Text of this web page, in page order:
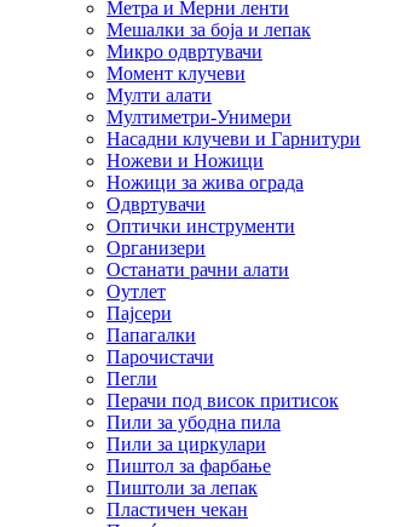
Метра и Мерни ленти
Мешалки за боја и лепак
Микро одвртувачи
Момент клучеви
Мулти алати
Мултиметри-Унимери
Насадни клучеви и Гарнитури
Ножеви и Ножици
Ножици за жива ограда
Одвртувачи
Оптички инструменти
Организери
Останати рачни алати
Оутлет
Пајсери
Папагалки
Парочистачи
Пегли
Перачи под висок притисок
Пили за убодна пила
Пили за циркулари
Пиштол за фарбање
Пиштоли за лепак
Пластичен чекан